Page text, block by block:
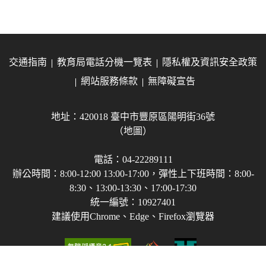
交通指南 教育局電話分機一覽表
隱私權及資訊安全政策
網站服務條款
無障礙宣告
地址：420018 臺中市豐原區陽明街36號
（地圖）
電話：04-22289111
辦公時間：8:00-12:00 13:00-17:00，彈性上下班時間：8:00-
8:30、13:00-13:30、17:00-17:30
統一編號：10927401
建議使用Chrome、Edge、Firefox瀏覽器